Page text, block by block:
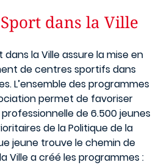
dans la Ville
dans la Ville assure la mise en
de centres sportifs dans
L’ensemble des programmes
permet de favoriser
de 6.500 jeunes
de la Politique de la
jeune trouve le chemin de
Ville a créé les programmes :